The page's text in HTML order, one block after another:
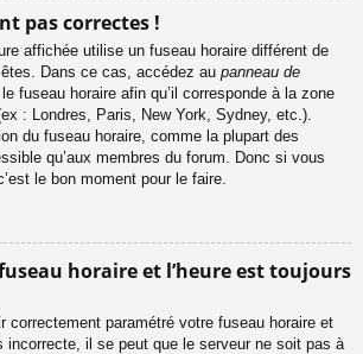
pas correctes !
affichée utilise un fuseau horaire différent de
Dans ce cas, accédez au panneau de
fuseau horaire afin qu’il corresponde à la zone
: Londres, Paris, New York, Sydney, etc.).
du fuseau horaire, comme la plupart des
qu’aux membres du forum. Donc si vous
le bon moment pour le faire.
horaire et l’heure est toujours
correctement paramétré votre fuseau horaire et
incorrecte, il se peut que le serveur ne soit pas à